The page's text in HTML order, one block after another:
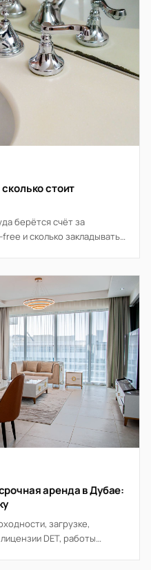
стоит
берётся счёт за
и сколько закладывать
аренда в Дубае:
загрузке,
DET, работы